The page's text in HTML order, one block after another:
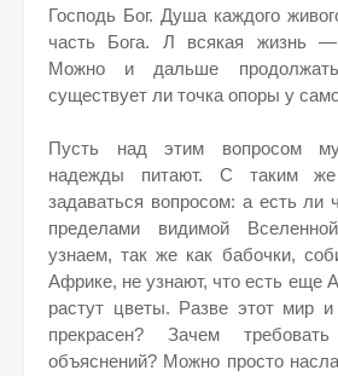
Господь Бог. Душа каждого
часть Бога. Л всякая жизнь —
Можно и дальше
существует ли точка опоры у
Пусть над этим вопросом
надежды питают. С таким
задаваться вопросом: а есть ли
пределами видимой
узнаем, так же как бабочки,
Африке, не узнают, что есть еще
растут цветы. Разве этот мир и
прекрасен? Зачем
объяснений? Можно просто